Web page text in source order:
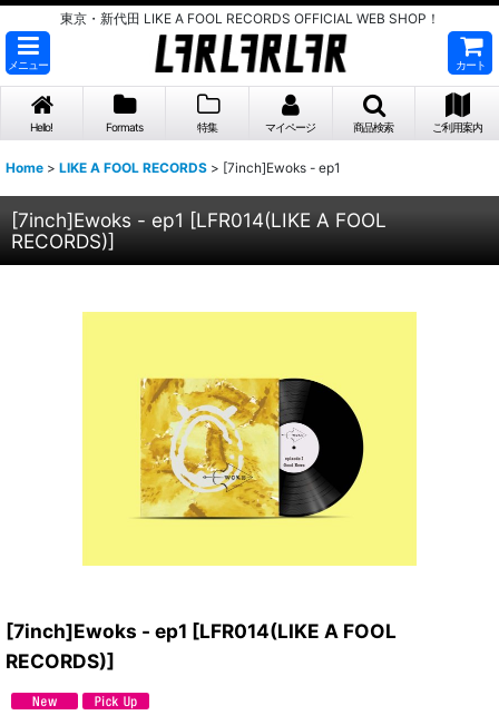
東京・新代田 LIKE A FOOL RECORDS OFFICIAL WEB SHOP！
メニュー カート
Hello! Formats 特集 マイページ 商品検索 ご利用案内
Home > LIKE A FOOL RECORDS > [7inch]Ewoks - ep1
[7inch]Ewoks - ep1 [LFR014(LIKE A FOOL
RECORDS)]
[7inch]Ewoks - ep1 [LFR014(LIKE A FOOL
RECORDS)]